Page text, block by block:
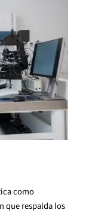
como
que respalda los